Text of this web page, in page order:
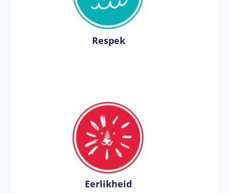
Respek
Eerlikheid